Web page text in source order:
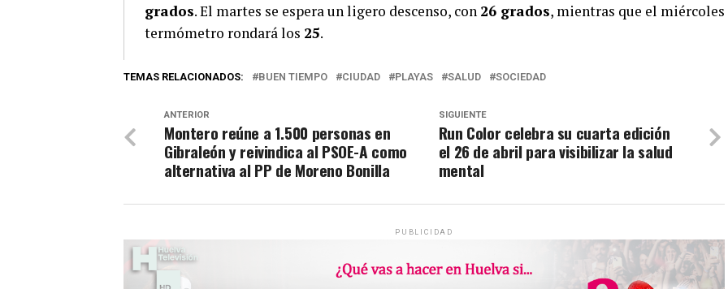
grados. El martes se espera un ligero descenso, con 26 grados, mientras que el miércoles
termómetro rondará los 25.
TEMAS RELACIONADOS: BUEN TIEMPO CIUDAD PLAYAS SALUD SOCIEDAD
SIGUIENTE
Run Color celebra su cuarta edición
el 26 de abril para visibilizar la salud
mental
ANTERIOR
Montero reúne a 1.500 personas en
Gibraleón y reivindica al PSOE-A como
alternativa al PP de Moreno Bonilla
PUBLICIDAD